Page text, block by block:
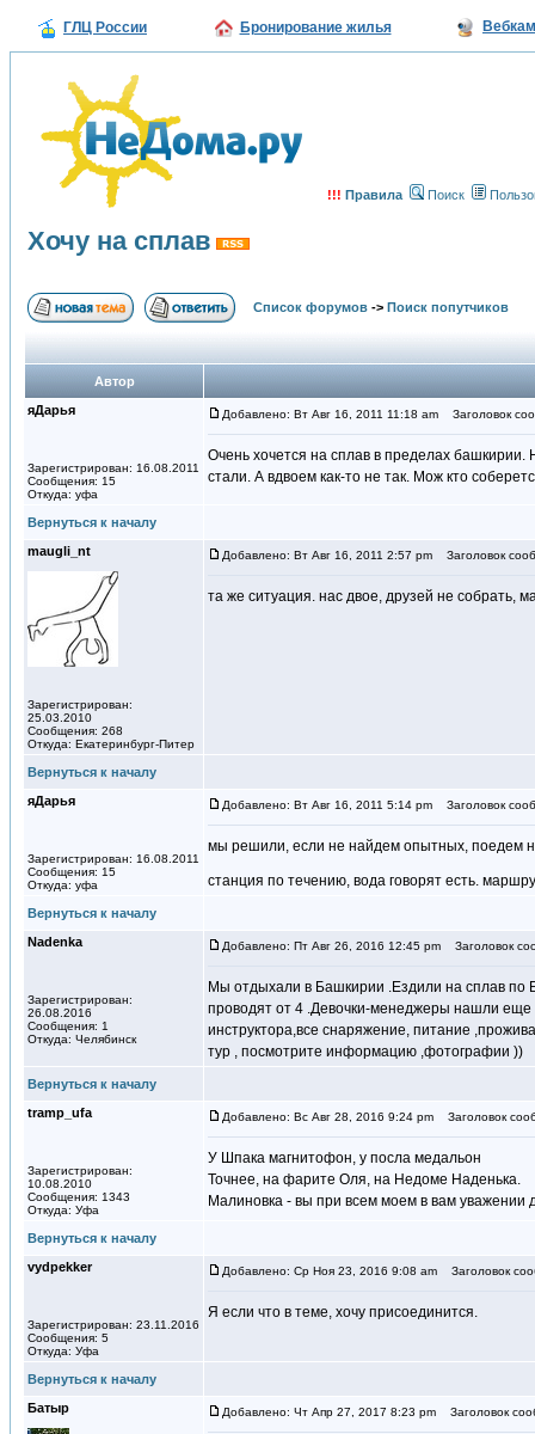
ГЛЦ России Бронирование жилья
!!! Правила Поиск
Хочу на сплав
Список форумов -> Поиск попутчиков
Автор
яДарья
Зарегистрирован: 16.08.2011
Сообщения: 15
Откуда: уфа
Добавлено: Вт Авг 16, 2011 11:18 am Заголовок
Очень хочется на сплав в пределах башкирии.
стали. А вдвоем как-то не так. Мож кто
Вернуться к началу
maugli_nt
Зарегистрирован:
25.03.2010
Сообщения: 268
Откуда: Екатеринбург-Питер
Добавлено: Вт Авг 16, 2011 2:57 pm Заголовок
та же ситуация. нас двое, друзей не собрать,
Вернуться к началу
яДарья
Зарегистрирован: 16.08.2011
Сообщения: 15
Откуда: уфа
Добавлено: Вт Авг 16, 2011 5:14 pm Заголовок
мы решили, если не найдем опытных, поедем
станция по течению, вода говорят есть.
Вернуться к началу
Nadenka
Зарегистрирован:
26.08.2016
Сообщения: 1
Откуда: Челябинск
Добавлено: Пт Авг 26, 2016 12:45 pm Заголовок
Мы отдыхали в Башкирии .Ездили на сплав по
проводят от 4 .Девочки-менеджеры нашли еще
инструктора,все снаряжение, питание
тур , посмотрите информацию ,фотографии ))
Вернуться к началу
tramp_ufa
Зарегистрирован:
10.08.2010
Сообщения: 1343
Откуда: Уфа
Добавлено: Вс Авг 28, 2016 9:24 pm Заголовок
У Шпака магнитофон, у посла медальон
Точнее, на фарите Оля, на Недоме Наденька.
Малиновка - вы при всем моем в вам уважении
Вернуться к началу
vydpekker
Зарегистрирован: 23.11.2016
Сообщения: 5
Откуда: Уфа
Добавлено: Ср Ноя 23, 2016 9:08 am Заголовок
Я если что в теме, хочу присоединится.
Вернуться к началу
Батыр
Добавлено: Чт Апр 27, 2017 8:23 pm Заголовок